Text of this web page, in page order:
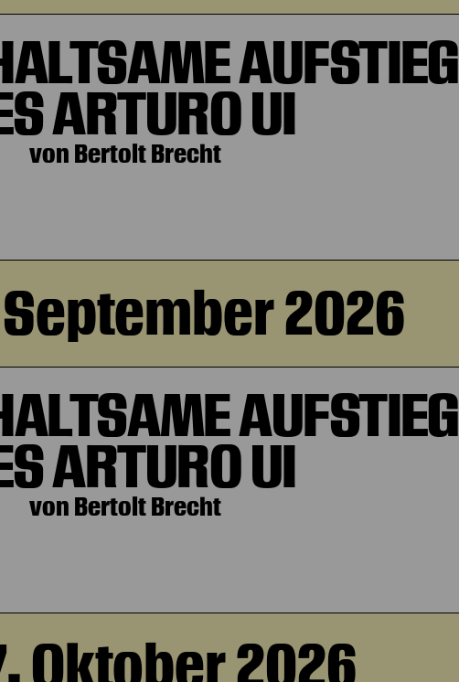
AUFSTIEG
ARTURO UI
von Bertolt Brecht
2026
AUFSTIEG
ARTURO UI
von Bertolt Brecht
Oktober 2026